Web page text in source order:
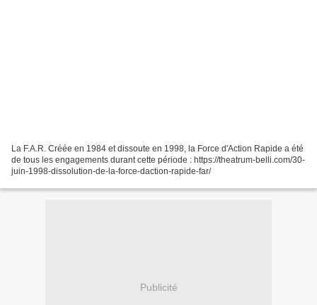
La F.A.R. Créée en 1984 et dissoute en 1998, la Force d'Action Rapide a été
de tous les engagements durant cette période : https://theatrum-belli.com/30-
juin-1998-dissolution-de-la-force-daction-rapide-far/
Publicité